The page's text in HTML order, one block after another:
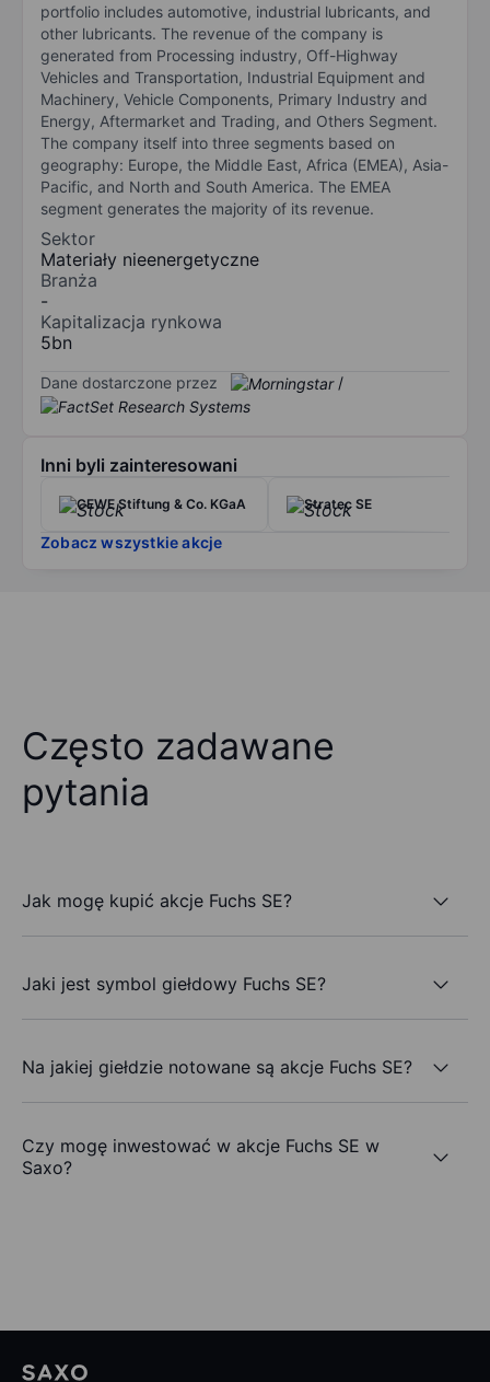
portfolio includes automotive, industrial lubricants, and
other lubricants. The revenue of the company is
generated from Processing industry, Off-Highway
Vehicles and Transportation, Industrial Equipment and
Machinery, Vehicle Components, Primary Industry and
Energy, Aftermarket and Trading, and Others Segment.
The company itself into three segments based on
geography: Europe, the Middle East, Africa (EMEA), Asia-
Pacific, and North and South America. The EMEA
segment generates the majority of its revenue.
Sektor
Materiały nieenergetyczne
Branża
-
Kapitalizacja rynkowa
5bn
Dane dostarczone przez /
Inni byli zainteresowani
CEWE Stiftung & Co. KGaA Stratec SE
Zobacz wszystkie akcje
Często zadawane
pytania
Jak mogę kupić akcje Fuchs SE?
Jaki jest symbol giełdowy Fuchs SE?
Na jakiej giełdzie notowane są akcje Fuchs SE?
Czy mogę inwestować w akcje Fuchs SE w
Saxo?